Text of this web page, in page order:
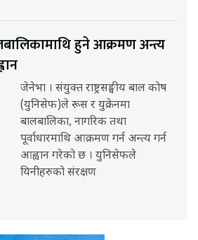
हुने आक्रमण अन्त्य
जेनेभा । संयुक्त राष्ट्रसङ्घीय बाल कोष
(युनिसेफ)ले रूस र युक्रेनमा
बालबालिका, नागरिक तथा
पूर्वाधारमाथि आक्रमण गर्न अन्त्य गर्न
आह्वान गरेको छ । युनिसेफले
यिनीहरुको संरक्षण